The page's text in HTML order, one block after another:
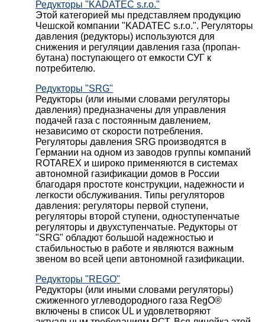
Редукторы "KADATEC s.r.o."
Этой категорией мы представляем продукцию
Чешской компании "KADATEC s.r.o.". Регуляторы
давления (редукторы) используются для
снижения и регуляции давления газа (пропан-
бутана) поступающего от емкости СУГ к
потребителю.
Редукторы "SRG"
Редукторы (или иными словами регуляторы
давления) предназначены для управления
подачей газа с постоянным давлением,
независимо от скорости потребления.
Регуляторы давления SRG производятся в
Германии на одном из заводов группы компаний
ROTAREX и широко применяются в системах
автономной газификации домов в России
благодаря простоте конструкции, надежности и
легкости обслуживания. Типы регуляторов
давления: регуляторы первой ступени,
регуляторы второй ступени, одноступенчатые
регуляторы и двухступенчатые. Редукторы от
"SRG" обладют большой надежностью и
стабильностью в работе и являются важным
звеном во всей цепи автономной газификации.
Редукторы "REGO"
Редукторы (или иными словами регуляторы)
сжиженного углеводородного газа RegO®
включены в список UL и удовлетворяют